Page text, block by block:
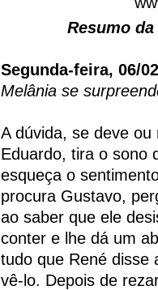
Resumo
Segunda-feira, 06/
Melânia se
A dúvida, se deve
Eduardo, tira o sono
esqueça o
procura Gustavo,
ao saber que ele
conter e lhe dá um
tudo que René disse
vê-lo. Depois de